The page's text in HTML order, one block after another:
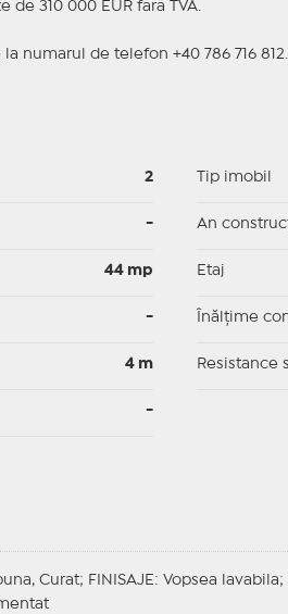
310 000 EUR fara TVA.
numarul de telefon +40 786 716 812.
2
-
44 mp
-
4 m
-
Tip imobil
An
Etaj
Înălțime
Resistance
Curat; FINISAJE : Vopsea lavabila;